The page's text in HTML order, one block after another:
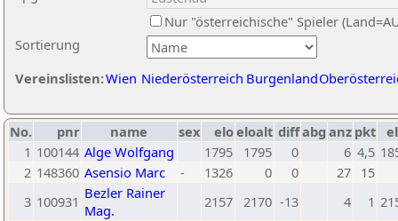
Sortierung
Nur "österreichische" Spieler
Vereinslisten:Wien Niederösterreich Burgenland
No. pnr name sex eloeloalt diffabg anz pkt
1 100144 Alge Wolfgang 1795 1795 0 6 4,5
2 148360 Asensio Marc - 1326 0 0 27 15
3 100931 Bezler Rainer
Mag.
2157 2170 -13 4 1